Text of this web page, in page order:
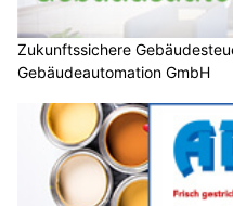
Zukunftssichere
Gebäudeautomation GmbH